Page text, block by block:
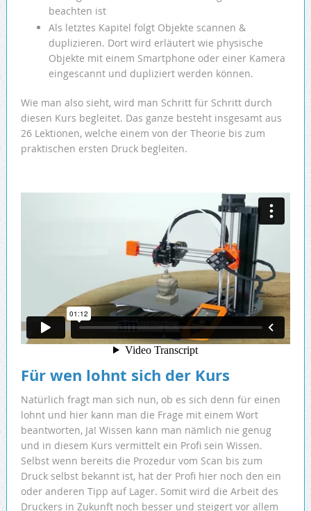
beachten ist
Als letztes Kapitel folgt Objekte scannen &
duplizieren. Dort wird erläutert wie physische
Objekte mit einem Smartphone oder einer Kamera
eingescannt und dupliziert werden können.
Wie man also sieht, wird man Schritt für Schritt durch
diesen Kurs begleitet. Das ganze besteht insgesamt aus
26 Lektionen, welche einem von der Theorie bis zum
praktischen ersten Druck begleiten.
Für wen lohnt sich der Kurs
Natürlich fragt man sich nun, ob es sich denn für einen
lohnt und hier kann man die Frage mit einem Wort
beantworten, Ja! Wissen kann man nämlich nie genug
und in diesem Kurs vermittelt ein Profi sein Wissen.
Selbst wenn bereits die Prozedur vom Scan bis zum
Druck selbst bekannt ist, hat der Profi hier noch den ein
oder anderen Tipp auf Lager. Somit wird die Arbeit des
Druckers in Zukunft noch besser und steigert vor allem